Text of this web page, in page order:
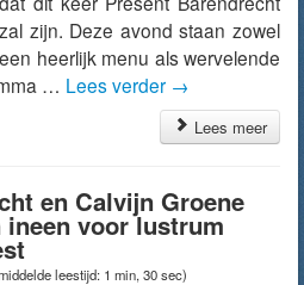
zal zijn. Deze avond staan zowel
een heerlijk menu als wervelende
… Lees verder →
Lees meer
en Calvijn Groene
ineen voor lustrum
leestijd: 1 min, 30 sec)